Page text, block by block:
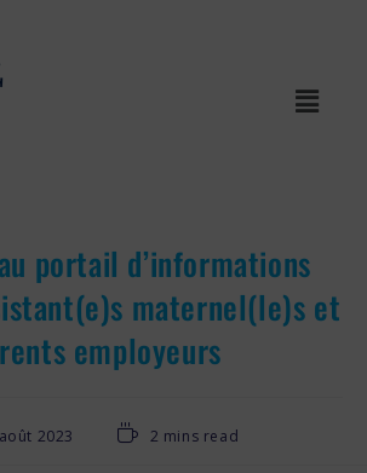
portail d’informations
maternel(le)s et
employeurs
2023 2 mins read